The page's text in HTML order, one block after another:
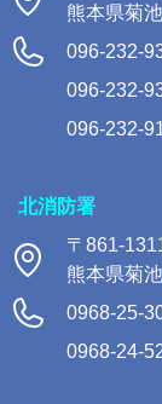
熊本県菊
096-232-
096-232-
096-232-
北消防署
〒861-
熊本県菊
0968-25-
0968-24-